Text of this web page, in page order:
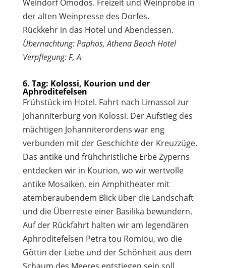
Weindorf Omodos. Freizeit und Weinprobe in
der alten Weinpresse des Dorfes.
Rückkehr in das Hotel und Abendessen.
Übernachtung: Paphos, Athena Beach Hotel
Verpflegung: F, A
6. Tag: Kolossi, Kourion und der
Aphroditefelsen
Frühstück im Hotel. Fahrt nach Limassol zur
Johanniterburg von Kolossi. Der Aufstieg des
mächtigen Johanniterordens war eng
verbunden mit der Geschichte der Kreuzzüge.
Das antike und frühchristliche Erbe Zyperns
entdecken wir in Kourion, wo wir wertvolle
antike Mosaiken, ein Amphitheater mit
atemberaubendem Blick über die Landschaft
und die Überreste einer Basilika bewundern.
Auf der Rückfahrt halten wir am legendären
Aphroditefelsen Petra tou Romiou, wo die
Göttin der Liebe und der Schönheit aus dem